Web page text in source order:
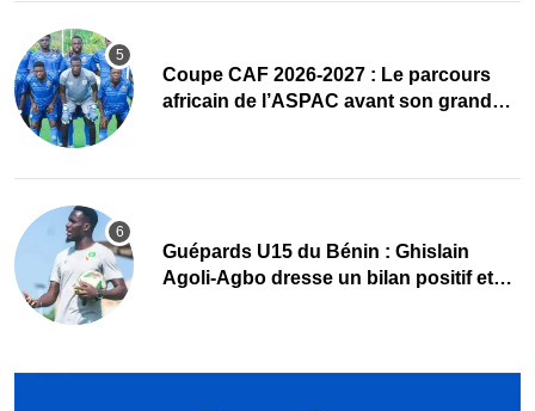
Coupe CAF 2026-2027 : Le parcours
africain de l’ASPAC avant son grand
Guépards U15 du Bénin : Ghislain
Agoli-Agbo dresse un bilan positif et